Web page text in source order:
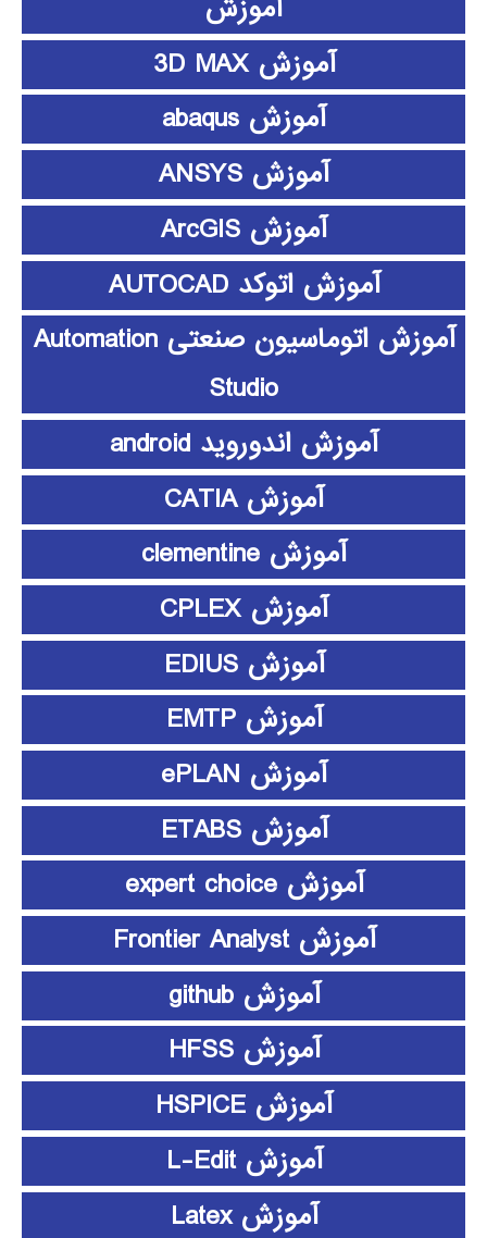
آموزش
آموزش 3D MAX
آموزش abaqus
آموزش ANSYS
آموزش ArcGIS
آموزش اتوکد AUTOCAD
آموزش اتوماسیون صنعتی Automation
Studio
آموزش اندوروید android
آموزش CATIA
آموزش clementine
آموزش CPLEX
آموزش EDIUS
آموزش EMTP
آموزش ePLAN
آموزش ETABS
آموزش expert choice
آموزش Frontier Analyst
آموزش github
آموزش HFSS
آموزش HSPICE
آموزش L-Edit
آموزش Latex